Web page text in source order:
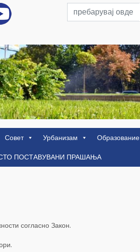
Совет Урбанизам
Образование
ПОСТАВУВАНИ ПРАШАЊА
согласно Закон.